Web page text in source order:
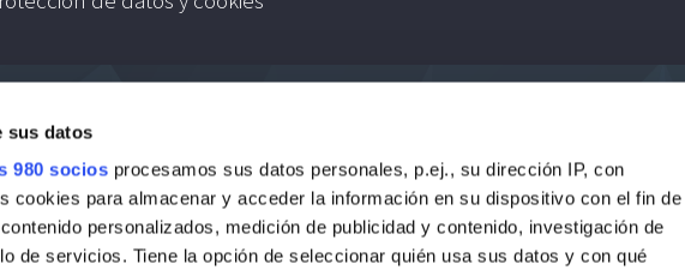
sus datos
980 socios procesamos sus datos personales, p.ej., su dirección IP, con
cookies para almacenar y acceder la información en su dispositivo con el fin de
personalizados, medición de publicidad y contenido, investigación de
de servicios. Tiene la opción de seleccionar quién usa sus datos y con qué